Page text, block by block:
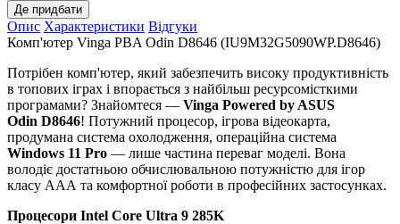
Де придбати
Опис Характеристики Відгуки
Комп'ютер Vinga PBA Odin D8646 (IU9M32G5090WP.D8646)
Потрібен комп'ютер, який забезпечить високу продуктивність
в топових іграх і впорається з найбільш ресурсомісткими
програмами? Знайомтеся — Vinga Powered by ASUS
Odin D8646! Потужний процесор, ігрова відеокарта,
продумана система охолодження, операційна система
Windows 11 Pro — лише частина переваг моделі. Вона
володіє достатньою обчислювальною потужністю для ігор
класу ААА та комфортної роботи в професійних застосунках.
Процесори Intel Core Ultra 9 285K